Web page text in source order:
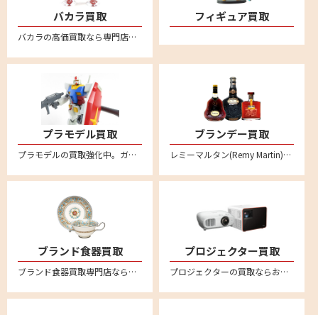
バカラ買取
バカラの高価買取なら専門店のリムーブへお任せください。全国対応・送料無料の安心宅配査定。バカラのタンブラーやワイングラスなどぜひお売りください。
フィギュア買取
プラモデル買取
プラモデルの買取強化中。ガンダムや自動車、バイク、飛行機、船、お城など不要になったプラモデルはリムーブへお売りください。
ブランデー買取
レミーマルタン(Remy Martin)、ヘネシー(Hennessy)、カミュ(CAMUS)など各種コニャックの買取ならぜひリムーブへ。バカラボトルの高級コニャックは特に高額買取強化中です
ブランド食器買取
ブランド食器買取専門店ならリムーブ。ウェッジウッド、マイセン、ロイヤルコペンハーゲン、ヘレンド、リチャードジノリ、バカラなど高価買取。不要になった食器を宅配キットに詰めて送るだけの簡単宅配買取。全国対応・送料無料
プロジェクター買取
プロジェクターの買取ならお任せください！全国対応の宅配買取でカンタン買取。ご不要になったエプソンやソニー、キャノン、アンカー、ベンキューなど幅広いメーカーのプロジェクターの売却はリムーブへ。買取相場価格のご相談もお待ちしております。